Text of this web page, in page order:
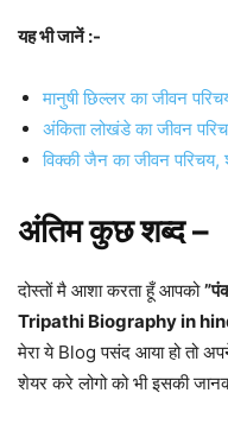
यह भी जानें :-
मानुषी छिल्लर का जीवन
अंकिता लोखंडे का जीवन
विक्की जैन का जीवन परिचय,
अंतिम कुछ शब्द –
दोस्तों मै आशा करता हूँ आपको
Tripathi Biography in
मेरा ये Blog पसंद आया हो तो
शेयर करे लोगो को भी इसकी